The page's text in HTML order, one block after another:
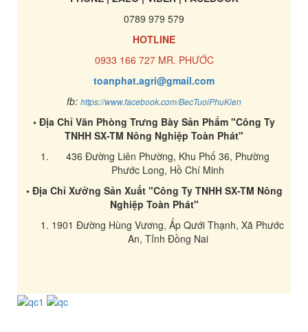
0789 979 579
HOTLINE
0933 166 727 MR. PHƯỚC
toanphat.agri@gmail.com
fb: https://www.facebook.com/BecTuoiPhuKien
• Địa Chỉ Văn Phòng Trưng Bày Sản Phẩm "Công Ty
TNHH SX-TM Nông Nghiệp Toàn Phát"
436 Đường Liên Phường, Khu Phố 36, Phường
Phước Long, Hồ Chí Minh
• Địa Chỉ Xưởng Sản Xuất "Công Ty TNHH SX-TM Nông
Nghiệp Toàn Phát"
1901 Đường Hùng Vương, Ấp Qưới Thạnh, Xã Phước
An, Tỉnh Đồng Nai